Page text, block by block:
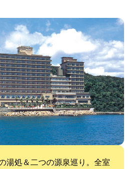
湯処＆二つの源泉巡り。全室